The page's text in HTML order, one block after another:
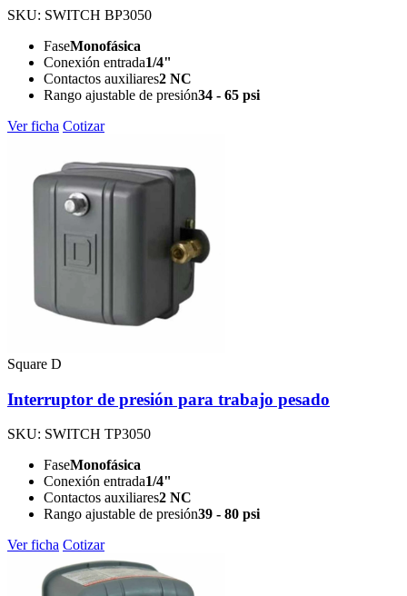
SKU: SWITCH BP3050
FaseMonofásica
Conexión entrada1/4"
Contactos auxiliares2 NC
Rango ajustable de presión34 - 65 psi
Ver ficha Cotizar
Square D
Interruptor de presión para trabajo pesado
SKU: SWITCH TP3050
FaseMonofásica
Conexión entrada1/4"
Contactos auxiliares2 NC
Rango ajustable de presión39 - 80 psi
Ver ficha Cotizar